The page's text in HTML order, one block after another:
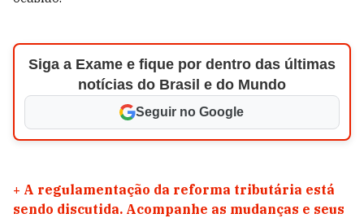
Siga a Exame e fique por dentro das últimas
notícias do Brasil e do Mundo
Seguir no Google
+ A regulamentação da reforma tributária está
sendo discutida. Acompanhe as mudanças e seus